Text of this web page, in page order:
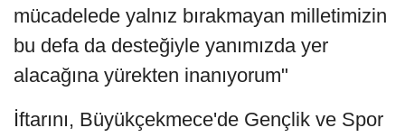
mücadelede yalnız bırakmayan milletimizin
bu defa da desteğiyle yanımızda yer
alacağına yürekten inanıyorum"
İftarını, Büyükçekmece'de Gençlik ve Spor